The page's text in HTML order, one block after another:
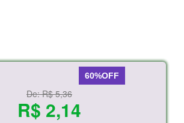
60%OFF
De:R$ 5,36
R$ 2,14